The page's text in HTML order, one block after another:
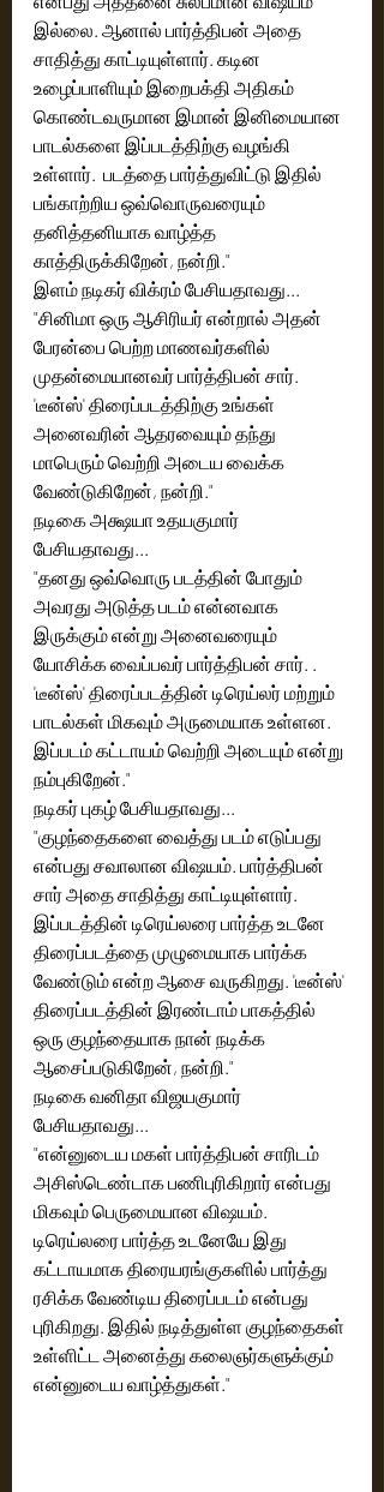
இல்லை. ஆனால் பார்த்திபன் அதை
சாதித்து காட்டியுள்ளார். கடின
உழைப்பாளியும் இறைபக்தி அதிகம்
கொண்டவருமான இமான் இனிமையான
பாடல்களை இப்படத்திற்கு வழங்கி
உள்ளார்.  படத்தை பார்த்துவிட்டு இதில்
பங்காற்றிய ஒவ்வொருவரையும்
தனித்தனியாக வாழ்த்த
காத்திருக்கிறேன், நன்றி."
இளம் நடிகர் விக்ரம் பேசியதாவது...
"சினிமா ஒரு ஆசிரியர் என்றால் அதன்
பேரன்பை பெற்ற மாணவர்களில்
முதன்மையானவர் பார்த்திபன் சார்.
'டீன்ஸ்' திரைப்படத்திற்கு உங்கள்
அனைவரின் ஆதரவையும் தந்து
மாபெரும் வெற்றி அடைய வைக்க
வேண்டுகிறேன், நன்றி."
நடிகை அக்ஷயா உதயகுமார்
பேசியதாவது...
"தனது ஒவ்வொரு படத்தின் போதும்
அவரது அடுத்த படம் என்னவாக
இருக்கும் என்று அனைவரையும்
யோசிக்க வைப்பவர் பார்த்திபன் சார். .
'டீன்ஸ்' திரைப்படத்தின் டிரெய்லர் மற்றும்
பாடல்கள் மிகவும் அருமையாக உள்ளன.
இப்படம் கட்டாயம் வெற்றி அடையும் என்று
நம்புகிறேன்."
நடிகர் புகழ் பேசியதாவது...
"குழந்தைகளை வைத்து படம் எடுப்பது
என்பது சவாலான விஷயம். பார்த்திபன்
சார் அதை சாதித்து காட்டியுள்ளார்.
இப்படத்தின் டிரெய்லரை பார்த்த உடனே
திரைப்படத்தை முழுமையாக பார்க்க
வேண்டும் என்ற ஆசை வருகிறது. 'டீன்ஸ்'
திரைப்படத்தின் இரண்டாம் பாகத்தில்
ஒரு குழந்தையாக நான் நடிக்க
ஆசைப்படுகிறேன், நன்றி."
நடிகை வனிதா விஜயகுமார்
பேசியதாவது...
"என்னுடைய மகள் பார்த்திபன் சாரிடம்
அசிஸ்டெண்டாக பணிபுரிகிறார் என்பது
மிகவும் பெருமையான விஷயம்.
டிரெய்லரை பார்த்த உடனேயே இது
கட்டாயமாக திரையரங்குகளில் பார்த்து
ரசிக்க வேண்டிய திரைப்படம் என்பது
புரிகிறது. இதில் நடித்துள்ள குழந்தைகள்
உள்ளிட்ட அனைத்து கலைஞர்களுக்கும்
என்னுடைய வாழ்த்துகள்."